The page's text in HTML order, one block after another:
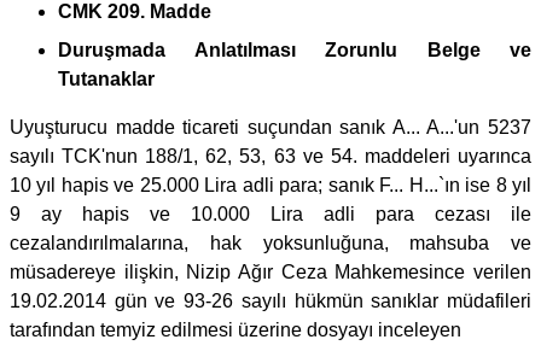
CMK 209. Madde
Duruşmada Anlatılması Zorunlu Belge ve
Tutanaklar
Uyuşturucu madde ticareti suçundan sanık A... A...'un 5237
sayılı TCK'nun 188/1, 62, 53, 63 ve 54. maddeleri uyarınca
10 yıl hapis ve 25.000 Lira adli para; sanık F... H...`ın ise 8 yıl
9 ay hapis ve 10.000 Lira adli para cezası ile
cezalandırılmalarına, hak yoksunluğuna, mahsuba ve
müsadereye ilişkin, Nizip Ağır Ceza Mahkemesince verilen
19.02.2014 gün ve 93-26 sayılı hükmün sanıklar müdafileri
tarafından temyiz edilmesi üzerine dosyayı inceleyen